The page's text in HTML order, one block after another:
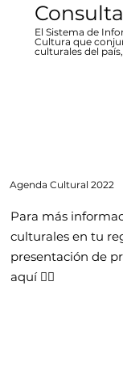
El Sistema de
Cultura que
culturales del
Agenda Cultural 2022
Para más
culturales en tu
presentación de
aquí 👇🏻